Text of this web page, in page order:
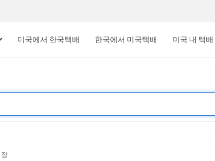
미국에서 한국택배 한국에서 미국택배 미국 내 택배